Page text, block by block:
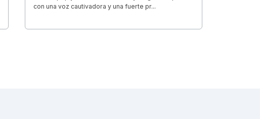
con una voz cautivadora y una fuerte pr...